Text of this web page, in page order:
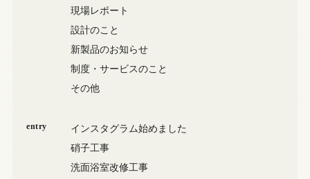
現場レポート
設計のこと
新製品のお知らせ
制度・サービスのこと
その他
entry
インスタグラム始めました
硝子工事
洗面浴室改修工事